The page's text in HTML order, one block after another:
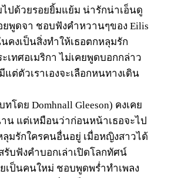
ปด้วยรอยยิ้มแย้ม น่ารักน่าเอ็นดู
ยพูดจา ชอบฟังคำหวานๆของ Eilis
คงเป็นสิ่งทำให้เธอตกหลุมรัก
เทศอเมริกา ไม่เคยพูดบอกกล่าว
แต่ตัวเราเองจะเลือกหนทางเดิน
ทโดย Domhnall Gleeson) คงเคย
น แต่เหมือนว่าก่อนหน้าเธอจะไป
ลุมรักใครคนอื่นอยู่ เมื่อหญิงสาวได้
บฟังคำบอกเล่าเปิดโลกทัศน์
เป็นคนใหม่ ชอบพูดพร่ำทำเพลง